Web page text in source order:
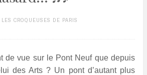
LES CROQUEUSES DE PARIS
de vue sur le Pont Neuf que depuis
des Arts ? Un pont d’autant plus